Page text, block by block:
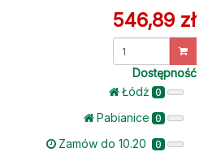
546,89 zł
Dostępność
Łódż 0
Pabianice 0
Zamów do 10.20 0